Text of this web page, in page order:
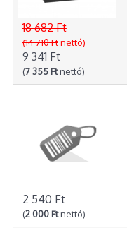
18 682 Ft
(14 710 Ftnettó)
9 341 Ft
(7 355 Ftnettó)
2 540 Ft
(2 000 Ftnettó)